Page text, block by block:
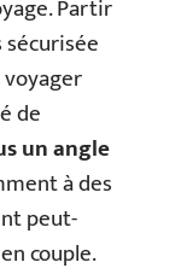
Partir
de
un angle
à des
peut-
couple.